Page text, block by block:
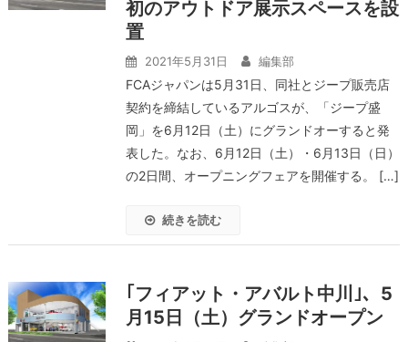
初のアウトドア展示スペースを設
置
2021年5月31日 編集部
FCAジャパンは5月31日、同社とジープ販売店
契約を締結しているアルゴスが、「ジープ盛
岡」を6月12日（土）にグランドオーすると発
表した。なお、6⽉12⽇（土）・6月13⽇（日）
の2日間、オープニングフェアを開催する。 […]
続きを読む
｢フィアット・アバルト中川｣、5
月15日（土）グランドオープン